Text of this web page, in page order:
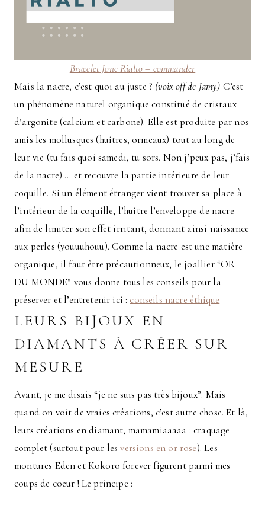
Bracelet Jonc Rialto – commander
Mais la nacre, c’est quoi au juste ? (voix off de Jamy) C’est
un phénomène naturel organique constitué de cristaux
d’argonite (calcium et carbone). Elle est produite par nos
amis les mollusques (huitres, ormeaux) tout au long de
leur vie (tu fais quoi samedi, tu sors. Non j’peux pas, j’fais
de la nacre) … et recouvre la partie intérieure de leur
coquille. Si un élément étranger vient trouver sa place à
l’intérieur de la coquille, l’huitre l’enveloppe de nacre
afin de limiter son effet irritant, donnant ainsi naissance
aux perles (youuuhouu). Comme la nacre est une matière
organique, il faut être précautionneux, le joallier “OR
DU MONDE” vous donne tous les conseils pour la
préserver et l’entretenir ici : conseils nacre éthique
LEURS BIJOUX EN
DIAMANTS À CRÉER SUR
MESURE
Avant, je me disais “je ne suis pas très bijoux”. Mais
quand on voit de vraies créations, c’est autre chose. Et là,
leurs créations en diamant, mamamiaaaaa : craquage
complet (surtout pour lesversions en or rose). Les
montures Eden et Kokoro forever figurent parmi mes
coups de coeur ! Le principe :